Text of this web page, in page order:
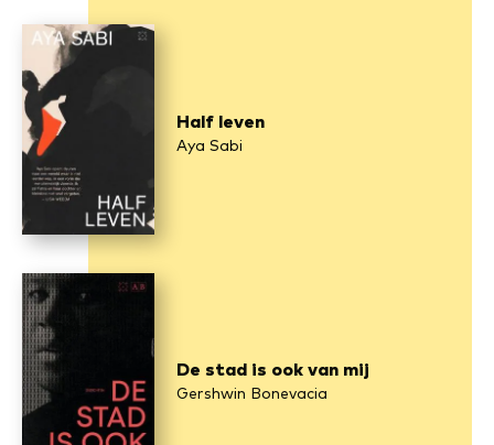
Half leven
Aya Sabi
De stad is ook van mij
Gershwin Bonevacia